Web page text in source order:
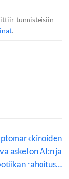
tunnisteisiin
.
askel on AI:n ja
rahoitus…